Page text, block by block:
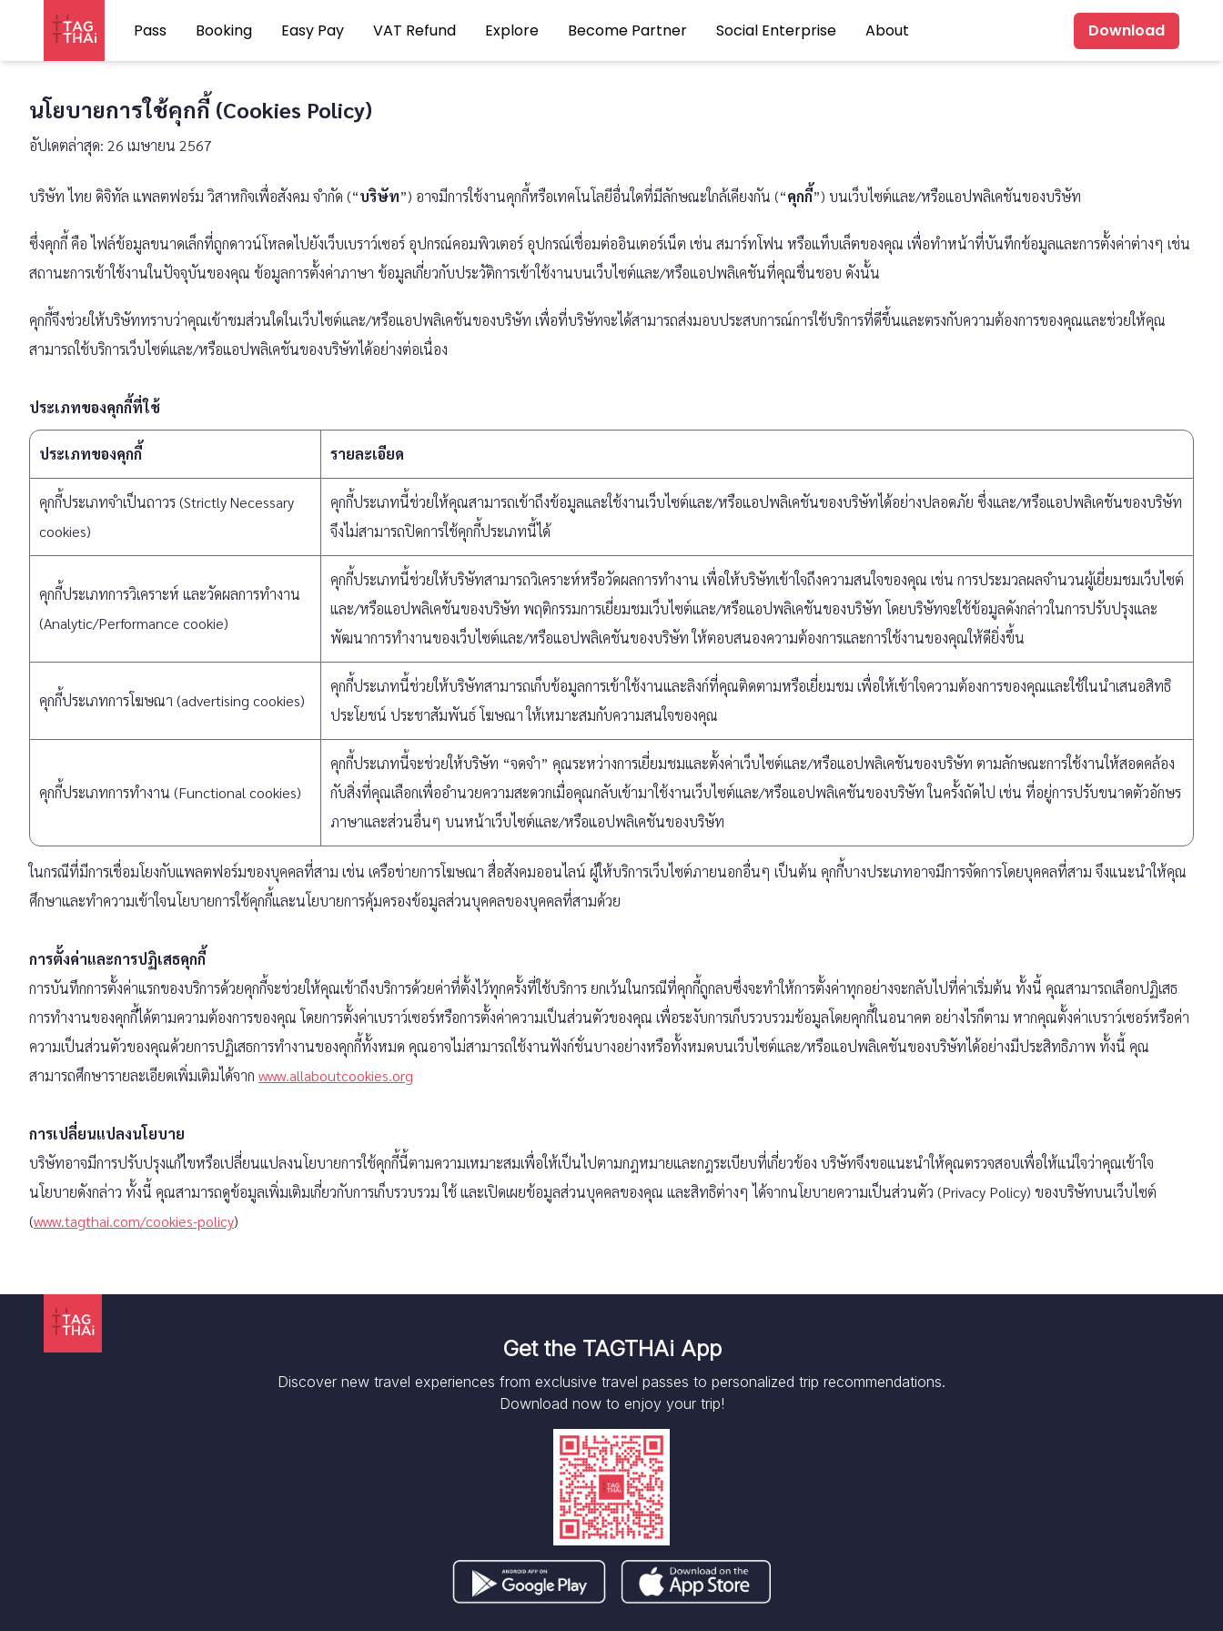
Pass Booking Easy Pay VAT Refund Explore Become Partner Social Enterprise About Download
นโยบายการใช้คุกกี้ (Cookies Policy)
อัปเดตล่าสุด: 26 เมษายน 2567
บริษัท ไทย ดิจิทัล แพลตฟอร์ม วิสาหกิจเพื่อสังคม จำกัด (“บริษัท”) อาจมีการใช้งานคุกกี้หรือเทคโนโลยีอื่นใดที่มีลักษณะใกล้เคียงกัน (“คุกกี้”) บนเว็บไซต์และ/หรือแอปพลิเคชันของบริษัท
ซึ่งคุกกี้ คือ ไฟล์ข้อมูลขนาดเล็กที่ถูกดาวน์โหลดไปยังเว็บเบราว์เซอร์ อุปกรณ์คอมพิวเตอร์ อุปกรณ์เชื่อมต่ออินเตอร์เน็ต เช่น สมาร์ทโฟน หรือแท็บเล็ตของคุณ เพื่อทำหน้าที่บันทึกข้อมูลและการตั้งค่าต่างๆ เช่น
สถานะการเข้าใช้งานในปัจจุบันของคุณ ข้อมูลการตั้งค่าภาษา ข้อมูลเกี่ยวกับประวัติการเข้าใช้งานบนเว็บไซต์และ/หรือแอปพลิเคชันที่คุณชื่นชอบ ดังนั้น
คุกกี้จึงช่วยให้บริษัททราบว่าคุณเข้าชมส่วนใดในเว็บไซต์และ/หรือแอปพลิเคชันของบริษัท เพื่อที่บริษัทจะได้สามารถส่งมอบประสบการณ์การใช้บริการที่ดีขึ้นและตรงกับความต้องการของคุณและช่วยให้คุณ
สามารถใช้บริการเว็บไซต์และ/หรือแอปพลิเคชันของบริษัทได้อย่างต่อเนื่อง
ประเภทของคุกกี้ที่ใช้
ประเภทของคุกกี้ รายละเอียด
คุกกี้ประเภทจำเป็นถาวร (Strictly Necessary
cookies)
คุกกี้ประเภทนี้ช่วยให้คุณสามารถเข้าถึงข้อมูลและใช้งานเว็บไซต์และ/หรือแอปพลิเคชันของบริษัทได้อย่างปลอดภัย ซึ่งและ/หรือแอปพลิเคชันของบริษัท
จึงไม่สามารถปิดการใช้คุกกี้ประเภทนี้ได้
คุกกี้ประเภทการวิเคราะห์ และวัดผลการทำงาน
(Analytic/Performance cookie)
คุกกี้ประเภทนี้ช่วยให้บริษัทสามารถวิเคราะห์หรือวัดผลการทำงาน เพื่อให้บริษัทเข้าใจถึงความสนใจของคุณ เช่น การประมวลผลจำนวนผู้เยี่ยมชมเว็บไซต์
และ/หรือแอปพลิเคชันของบริษัท พฤติกรรมการเยี่ยมชมเว็บไซต์และ/หรือแอปพลิเคชันของบริษัท โดยบริษัทจะใช้ข้อมูลดังกล่าวในการปรับปรุงและ
พัฒนาการทำงานของเว็บไซต์และ/หรือแอปพลิเคชันของบริษัท ให้ตอบสนองความต้องการและการใช้งานของคุณให้ดียิ่งขึ้น
คุกกี้ประเภทการโฆษณา (advertising cookies)
คุกกี้ประเภทนี้ช่วยให้บริษัทสามารถเก็บข้อมูลการเข้าใช้งานและลิงก์ที่คุณติดตามหรือเยี่ยมชม เพื่อให้เข้าใจความต้องการของคุณและใช้ในนำเสนอสิทธิ
ประโยชน์ ประชาสัมพันธ์ โฆษณา ให้เหมาะสมกับความสนใจของคุณ
คุกกี้ประเภทการทำงาน (Functional cookies)
คุกกี้ประเภทนี้จะช่วยให้บริษัท “จดจำ” คุณระหว่างการเยี่ยมชมและตั้งค่าเว็บไซต์และ/หรือแอปพลิเคชันของบริษัท ตามลักษณะการใช้งานให้สอดคล้อง
กับสิ่งที่คุณเลือกเพื่ออำนวยความสะดวกเมื่อคุณกลับเข้ามาใช้งานเว็บไซต์และ/หรือแอปพลิเคชันของบริษัท ในครั้งถัดไป เช่น ที่อยู่การปรับขนาดตัวอักษร
ภาษาและส่วนอื่นๆ บนหน้าเว็บไซต์และ/หรือแอปพลิเคชันของบริษัท
ในกรณีที่มีการเชื่อมโยงกับแพลตฟอร์มของบุคคลที่สาม เช่น เครือข่ายการโฆษณา สื่อสังคมออนไลน์ ผู้ให้บริการเว็บไซต์ภายนอกอื่นๆ เป็นต้น คุกกี้บางประเภทอาจมีการจัดการโดยบุคคลที่สาม จึงแนะนำให้คุณ
ศึกษาและทำความเข้าใจนโยบายการใช้คุกกี้และนโยบายการคุ้มครองข้อมูลส่วนบุคคลของบุคคลที่สามด้วย
การตั้งค่าและการปฏิเสธคุกกี้
การบันทึกการตั้งค่าแรกของบริการด้วยคุกกี้จะช่วยให้คุณเข้าถึงบริการด้วยค่าที่ตั้งไว้ทุกครั้งที่ใช้บริการ ยกเว้นในกรณีที่คุกกี้ถูกลบซึ่งจะทำให้การตั้งค่าทุกอย่างจะกลับไปที่ค่าเริ่มต้น ทั้งนี้ คุณสามารถเลือกปฏิเสธ
การทำงานของคุกกี้ได้ตามความต้องการของคุณ โดยการตั้งค่าเบราว์เซอร์หรือการตั้งค่าความเป็นส่วนตัวของคุณ เพื่อระงับการเก็บรวบรวมข้อมูลโดยคุกกี้ในอนาคต อย่างไรก็ตาม หากคุณตั้งค่าเบราว์เซอร์หรือค่า
ความเป็นส่วนตัวของคุณด้วยการปฏิเสธการทำงานของคุกกี้ทั้งหมด คุณอาจไม่สามารถใช้งานฟังก์ชั่นบางอย่างหรือทั้งหมดบนเว็บไซต์และ/หรือแอปพลิเคชันของบริษัทได้อย่างมีประสิทธิภาพ ทั้งนี้ คุณ
สามารถศึกษารายละเอียดเพิ่มเติมได้จาก www.allaboutcookies.org
การเปลี่ยนแปลงนโยบาย
บริษัทอาจมีการปรับปรุงแก้ไขหรือเปลี่ยนแปลงนโยบายการใช้คุกกี้นี้ตามความเหมาะสมเพื่อให้เป็นไปตามกฎหมายและกฎระเบียบที่เกี่ยวข้อง บริษัทจึงขอแนะนำให้คุณตรวจสอบเพื่อให้แน่ใจว่าคุณเข้าใจ
นโยบายดังกล่าว ทั้งนี้ คุณสามารถดูข้อมูลเพิ่มเติมเกี่ยวกับการเก็บรวบรวม ใช้ และเปิดเผยข้อมูลส่วนบุคคลของคุณ และสิทธิต่างๆ ได้จากนโยบายความเป็นส่วนตัว (Privacy Policy) ของบริษัทบนเว็บไซต์
(www.tagthai.com/cookies-policy)
Get the TAGTHAi App
Discover new travel experiences from exclusive travel passes to personalized trip recommendations.
Download now to enjoy your trip!